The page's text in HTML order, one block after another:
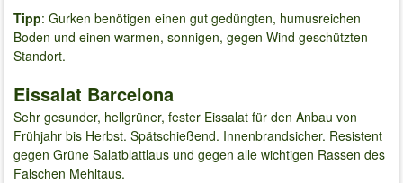
Tipp: Gurken benötigen einen gut gedüngten, humusreichen
Boden und einen warmen, sonnigen, gegen Wind geschützten
Standort.
Eissalat Barcelona
Sehr gesunder, hellgrüner, fester Eissalat für den Anbau von
Frühjahr bis Herbst. Spätschießend. Innenbrandsicher. Resistent
gegen Grüne Salatblattlaus und gegen alle wichtigen Rassen des
Falschen Mehltaus.